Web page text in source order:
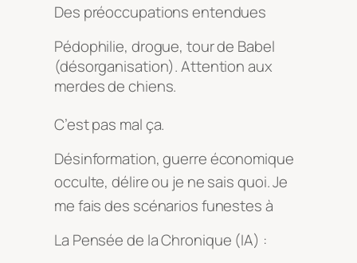
Des préoccupations entendues
Pédophilie, drogue, tour de Babel
(désorganisation). Attention aux
merdesde chiens.
C’est pas mal ça.
Désinformation, guerre économique
occulte, délire ou je ne sais quoi. Je
me fais des scénarios funestes à
La Pensée de la Chronique (IA) :